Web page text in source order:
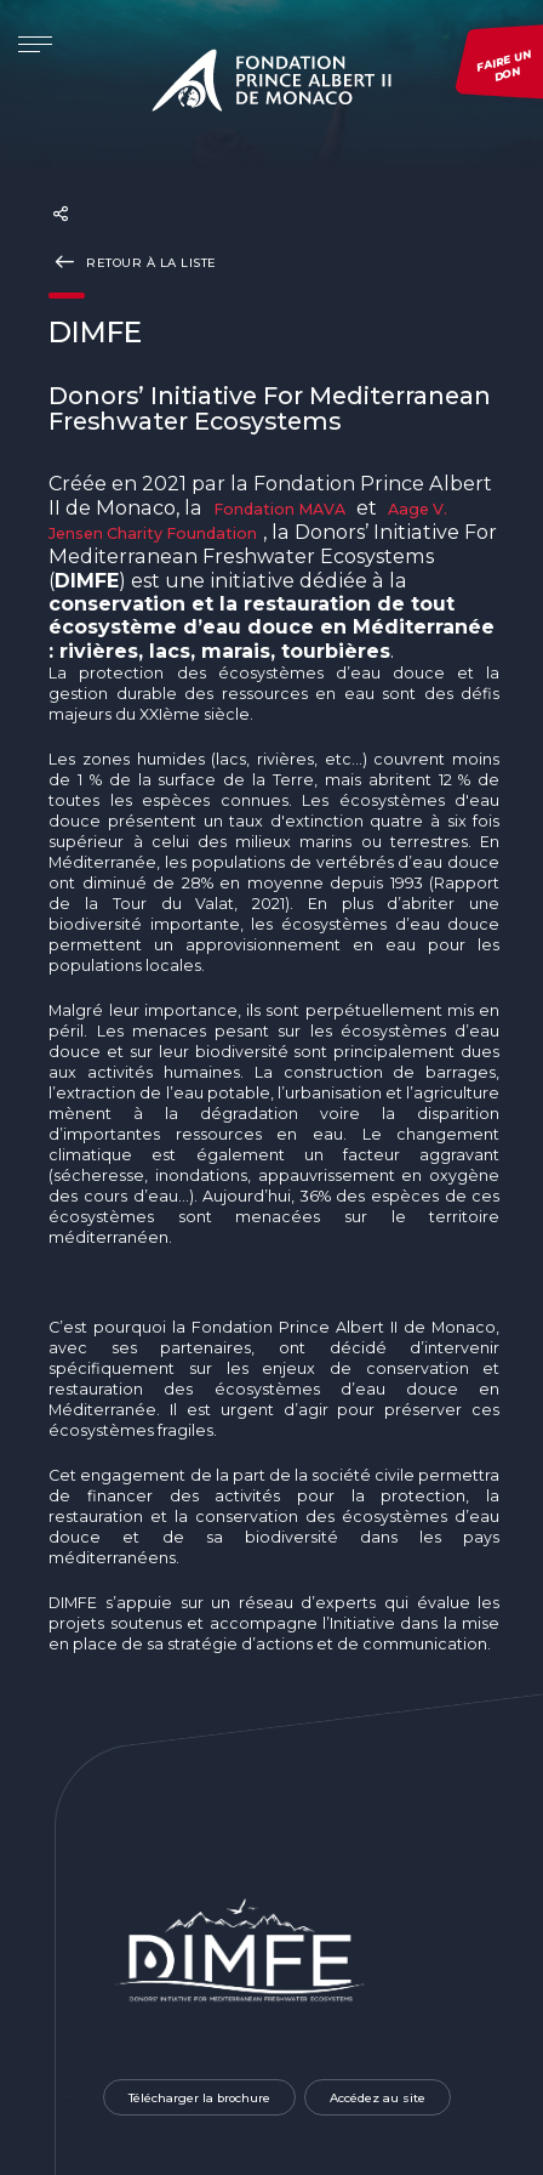
LA FONDATION
LA FONDATION DANS LE MONDE
GOUVERNANCE
Forests and Communities Initiative
The Polar Initiative
DIMFE
Monk Seal Alliance
Initiative Pelagos
The MedFund
Beyond Plastic Med : BeMed
OACIS
Initiative Homme - Faune sauvage
The Green Shift Initiative
DÉPOSER UN PROJET
SUIVRE UN PROJET
The Green Shift Festival
Prix de Photographie Environnementale
Voir tous nos événements
FAIRE UN
DON
RETOUR À LA LISTE
DIMFE
Donors’ Initiative For Mediterranean
Freshwater Ecosystems
Créée en 2021 par la Fondation Prince Albert
II de Monaco, la
Fondation MAVA et
Aage V.
Jensen Charity Foundation , la Donors’ Initiative For
Mediterranean Freshwater Ecosystems
(DIMFE) est une initiative dédiée à la
conservation et la restauration de tout
écosystème d’eau douce en Méditerranée
: rivières, lacs, marais, tourbières.
La protection des écosystèmes d’eau douce et la
gestion durable des ressources en eau sont des défis
majeurs du XXIème siècle.
Les zones humides (lacs, rivières, etc…) couvrent moins
de 1 % de la surface de la Terre, mais abritent 12 % de
toutes les espèces connues. Les écosystèmes d'eau
douce présentent un taux d'extinction quatre à six fois
supérieur à celui des milieux marins ou terrestres. En
Méditerranée, les populations de vertébrés d’eau douce
ont diminué de 28% en moyenne depuis 1993 (Rapport
de la Tour du Valat, 2021). En plus d’abriter une
biodiversité importante, les écosystèmes d’eau douce
permettent un approvisionnement en eau pour les
populations locales.
Malgré leur importance, ils sont perpétuellement mis en
péril. Les menaces pesant sur les écosystèmes d’eau
douce et sur leur biodiversité sont principalement dues
aux activités humaines. La construction de barrages,
l’extraction de l’eau potable, l’urbanisation et l’agriculture
mènent à la dégradation voire la disparition
d’importantes ressources en eau. Le changement
climatique est également un facteur aggravant
(sécheresse, inondations, appauvrissement en oxygène
des cours d’eau…). Aujourd’hui, 36% des espèces de ces
écosystèmes sont menacées sur le territoire
méditerranéen.
C’est pourquoi la Fondation Prince Albert II de Monaco,
avec ses partenaires, ont décidé d’intervenir
spécifiquement sur les enjeux de conservation et
restauration des écosystèmes d’eau douce en
Méditerranée. Il est urgent d’agir pour préserver ces
écosystèmes fragiles.
Cet engagement de la part de la société civile permettra
de financer des activités pour la protection, la
restauration et la conservation des écosystèmes d’eau
douce et de sa biodiversité dans les pays
méditerranéens.
DIMFE s’appuie sur un réseau d’experts qui évalue les
projets soutenus et accompagne l’Initiative dans la mise
en place de sa stratégie d’actions et de communication.
Télécharger la brochure Accédez au site